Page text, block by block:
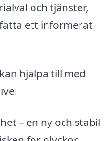
och tjänster,
ett informerat
hjälpa till med
– en ny och stabil